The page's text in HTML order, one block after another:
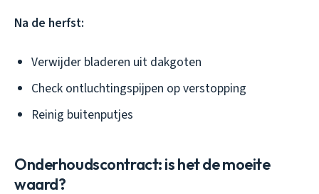
Na de herfst:
Verwijder bladeren uit dakgoten
Check ontluchtingspijpen op verstopping
Reinig buitenputjes
Onderhoudscontract: is het de moeite
waard?